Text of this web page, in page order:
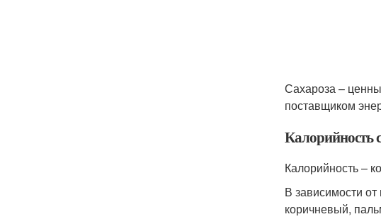
Сахароза –
поставщиком
Калорийность
Калорийность –
В зависимости от
коричневый,